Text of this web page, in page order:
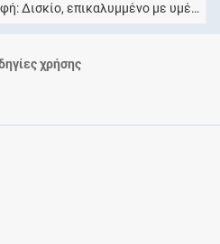
Δισκίο, επικαλυμμένο με υμένιο
χρήσης